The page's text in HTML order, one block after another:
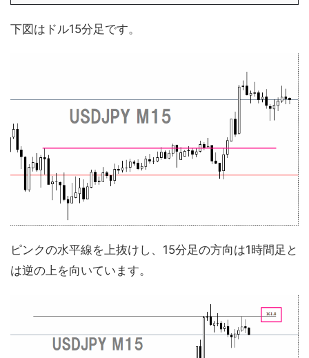
下図はドル15分足です。
ピンクの水平線を上抜けし、15分足の方向は1時間足と
は逆の上を向いています。